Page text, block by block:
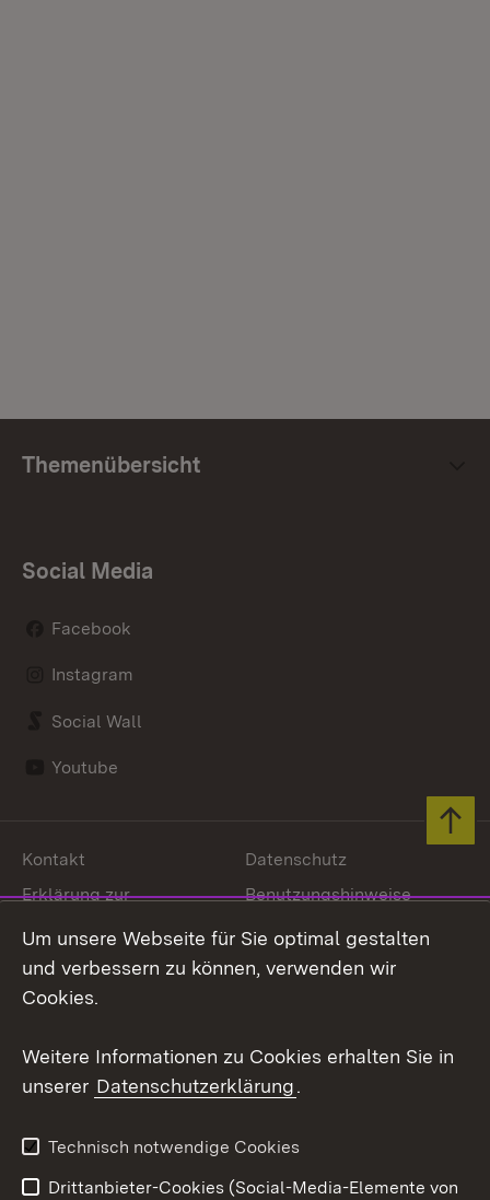
Themenübersicht
Social Media
Facebook
Instagram
Social Wall
Youtube
Link zum Landesportal
Kontakt
Datenschutz
Erklärung zur
Benutzungshinweise
Impressum Cookies
Um unsere Webseite für Sie optimal gestalten
und verbessern zu können, verwenden wir
Cookies.
Weitere Informationen zu Cookies erhalten Sie in
unserer Datenschutzerklärung.
Technisch notwendige Cookies
Drittanbieter-Cookies (Social-Media-Elemente von